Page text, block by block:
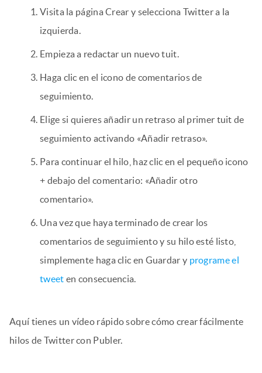
Visita la página Crear y selecciona Twitter a la
izquierda.
Empieza a redactar un nuevo tuit.
Haga clic en el icono de comentarios de
seguimiento.
Elige si quieres añadir un retraso al primer tuit de
seguimiento activando «Añadir retraso».
Para continuar el hilo, haz clic en el pequeño icono
+ debajo del comentario: «Añadir otro
comentario».
Una vez que haya terminado de crear los
comentarios de seguimiento y su hilo esté listo,
simplemente haga clic en Guardar y programe el
tweet en consecuencia.
Aquí tienes un vídeo rápido sobre cómo crear fácilmente
hilos de Twitter con Publer.